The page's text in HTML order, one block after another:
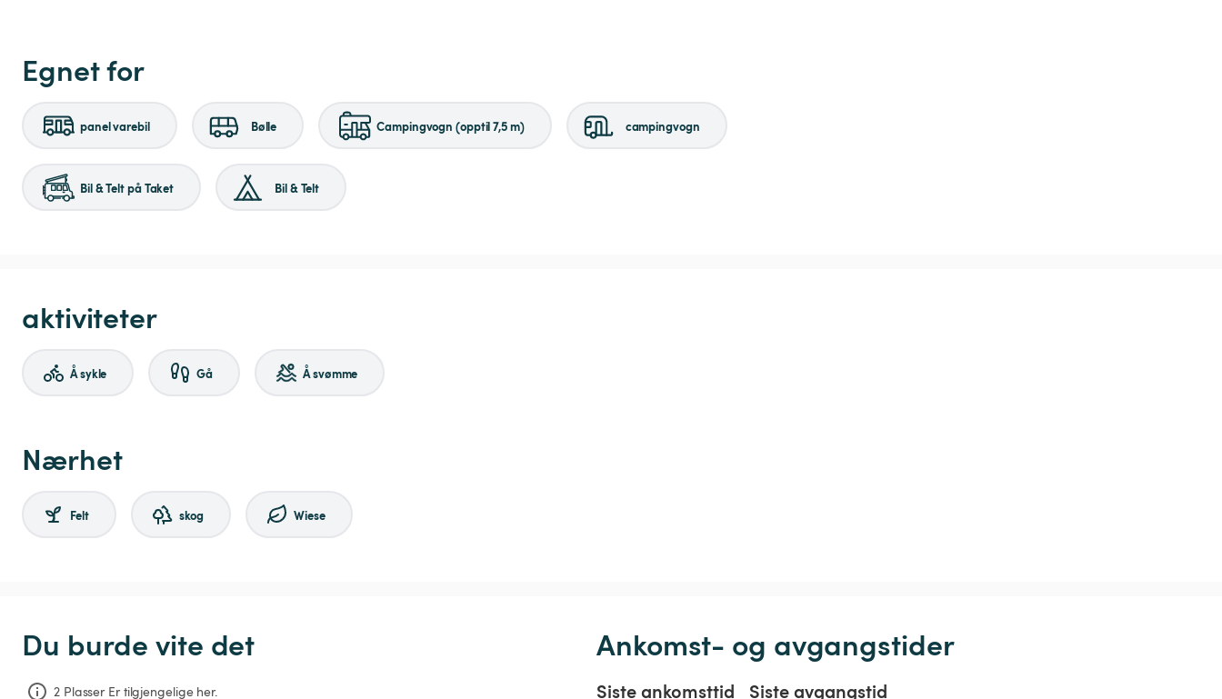
Egnet for
panel varebil Bølle Campingvogn (opptil 7,5 m) campingvogn
Bil & Telt på Taket Bil & Telt
aktiviteter
Å sykle Gå Å svømme
Nærhet
Felt skog Wiese
Du burde vite det
2 Plasser Er tilgjengelige her.
Ankomst- og avgangstider
Siste ankomsttid Siste avgangstid